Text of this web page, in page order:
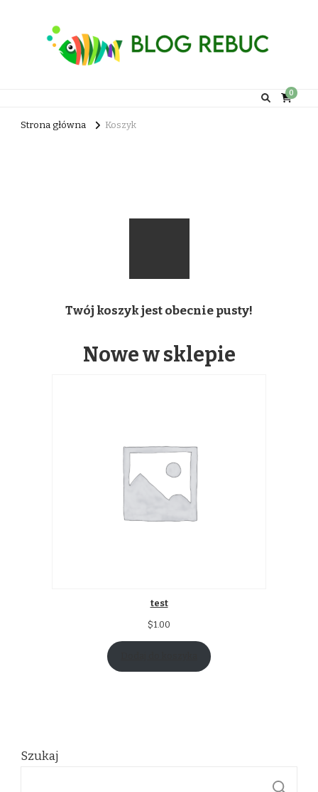
0
Strona główna Koszyk
Twój koszyk jest obecnie pusty!
Nowe w sklepie
test
$1.00
Szukaj